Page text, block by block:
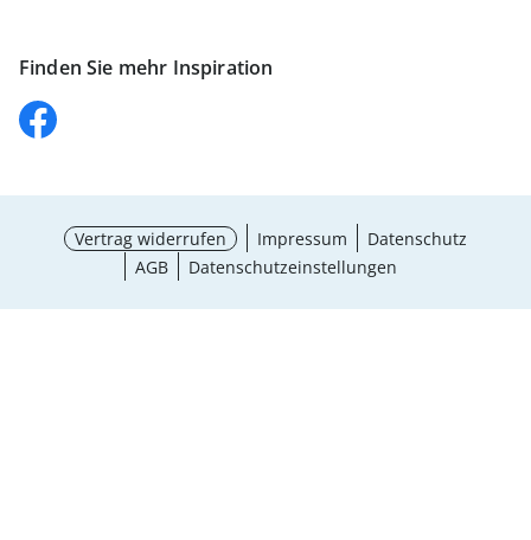
Finden Sie mehr Inspiration
Vertrag widerrufen Impressum
Datenschutz
AGB
Datenschutzeinstellungen